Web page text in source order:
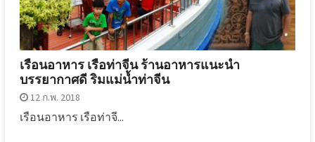
เรือนอาหาร เรือท่าจีน ร้านอาหารแนะนำ
บรรยากาศดี ริมแม่น้ำท่าจีน
12 ก.พ. 2018
เรือนอาหาร เรือท่าจี...